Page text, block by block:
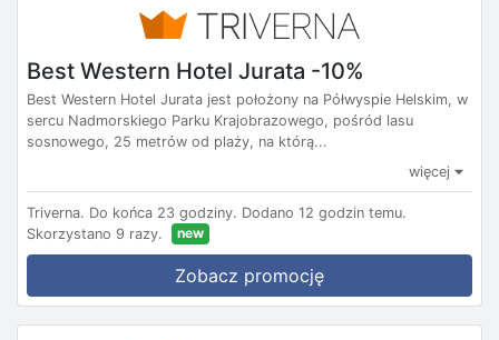
Best Western Hotel Jurata -10%
Best Western Hotel Jurata jest położony na Półwyspie Helskim, w
sercu Nadmorskiego Parku Krajobrazowego, pośród lasu
sosnowego, 25 metrów od plaży, na którą...
więcej
Triverna. Do końca 23 godziny. Dodano 12 godzin temu.
Skorzystano 9 razy.
new
Zobacz promocję